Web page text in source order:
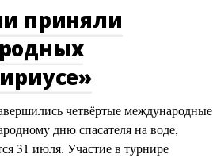
приняли
четвёртые международные
дню спасателя на воде,
31 июля. Участие в турнире